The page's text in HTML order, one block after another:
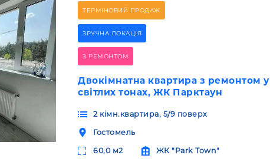
ТЕРМІНОВИЙ ПРОДАЖ
ЗРУЧНА ЛОКАЦІЯ
З РЕМОНТОМ
Двокімнатна квартира з ремонтом у
світлих тонах, ЖК Парктаун
2 кімн.квартира, 5/9 поверх
Гостомель
60,0 м2 ЖК "Park Town"